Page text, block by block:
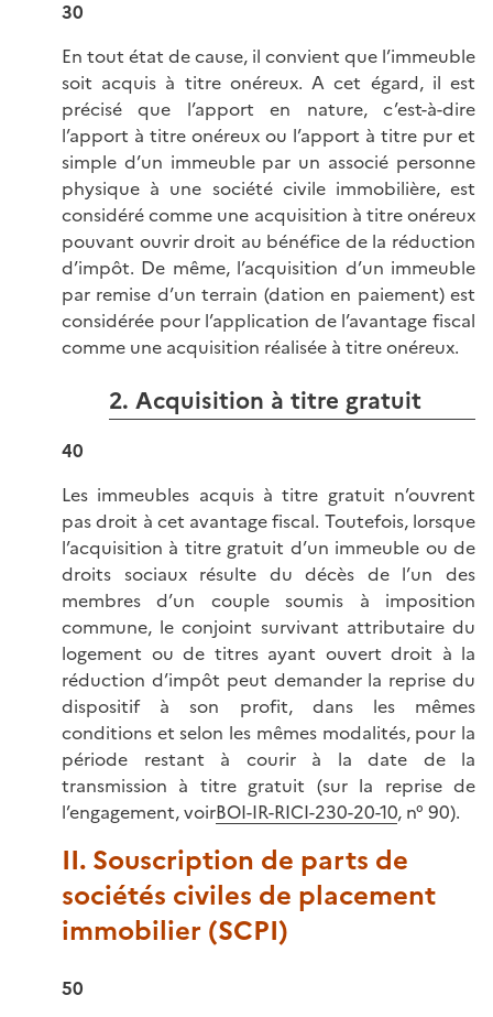
30
En tout état de cause, il convient que l’immeuble
soit acquis à titre onéreux. A cet égard, il est
précisé que l’apport en nature, c’est-à-dire
l’apport à titre onéreux ou l’apport à titre pur et
simple d’un immeuble par un associé personne
physique à une société civile immobilière, est
considéré comme une acquisition à titre onéreux
pouvant ouvrir droit au bénéfice de la réduction
d’impôt. De même, l’acquisition d’un immeuble
par remise d’un terrain (dation en paiement) est
considérée pour l’application de l’avantage fiscal
comme une acquisition réalisée à titre onéreux.
2. Acquisition à titre gratuit
40
Les immeubles acquis à titre gratuit n’ouvrent
pas droit à cet avantage fiscal. Toutefois, lorsque
l’acquisition à titre gratuit d’un immeuble ou de
droits sociaux résulte du décès de l’un des
membres d’un couple soumis à imposition
commune, le conjoint survivant attributaire du
logement ou de titres ayant ouvert droit à la
réduction d’impôt peut demander la reprise du
dispositif à son profit, dans les mêmes
conditions et selon les mêmes modalités, pour la
période restant à courir à la date de la
transmission à titre gratuit (sur la reprise de
l’engagement, voirBOI-IR-RICI-230-20-10, n° 90).
II. Souscription de parts de
sociétés civiles de placement
immobilier (SCPI)
50